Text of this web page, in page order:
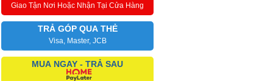
Giao Tận Nơi Hoặc Nhận Tại Cửa Hàng
TRẢ GÓP QUA THẺ
Visa, Master, JCB
MUA NGAY - TRẢ SAU